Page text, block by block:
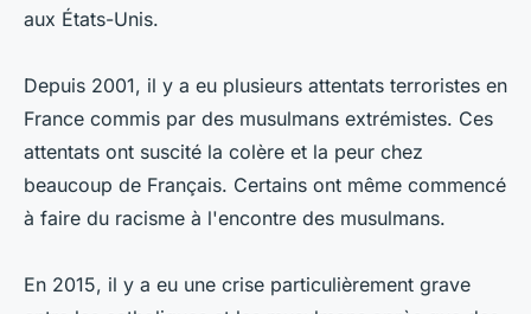
aux États-Unis.
Depuis 2001, il y a eu plusieurs attentats terroristes en
France commis par des musulmans extrémistes. Ces
attentats ont suscité la colère et la peur chez
beaucoup de Français. Certains ont même commencé
à faire du racisme à l'encontre des musulmans.
En 2015, il y a eu une crise particulièrement grave